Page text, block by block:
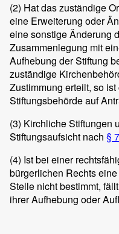
(2) Hat das zuständige
eine Erweiterung oder
eine sonstige Änderung
Zusammenlegung mit
Aufhebung der Stiftung
zuständige
Zustimmung erteilt, so
Stiftungsbehörde auf
(3) Kirchliche Stiftungen
Stiftungsaufsicht nach § 7
(4) Ist bei einer
bürgerlichen Rechts
Stelle nicht bestimmt,
ihrer Aufhebung oder